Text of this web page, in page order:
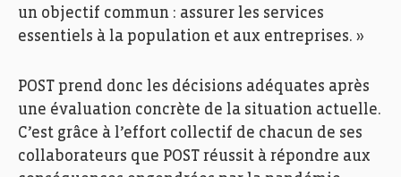
un objectif commun : assurer les services
essentiels à la population et aux entreprises. »
POST prend donc les décisions adéquates après
une évaluation concrète de la situation actuelle.
C’est grâce à l’effort collectif de chacun de ses
collaborateurs que POST réussit à répondre aux